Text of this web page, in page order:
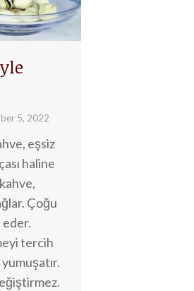
5, 2022
eşsiz
haline
Çoğu
tercih